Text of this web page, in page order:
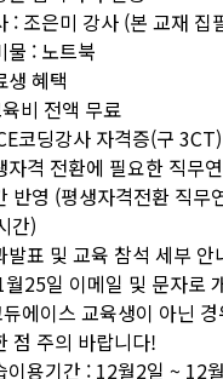
: 조은미 강사 (본 교재 집
물 : 노트북
생 혜택
비 전액 무료
코딩강사 자격증(구
자격 전환에 필요한 직무
반영 (평생자격전환 직무
간)
발표 및 교육 참석 세부 안
25일 이메일 및 문자로
에이스 교육생이 아닌
점 주의 바랍니다!
이용기간 : 12월2일 ~ 12